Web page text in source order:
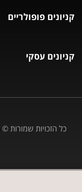
קניונים פופולריים
קניונים עסקי
כל הזכויות שמורות ©